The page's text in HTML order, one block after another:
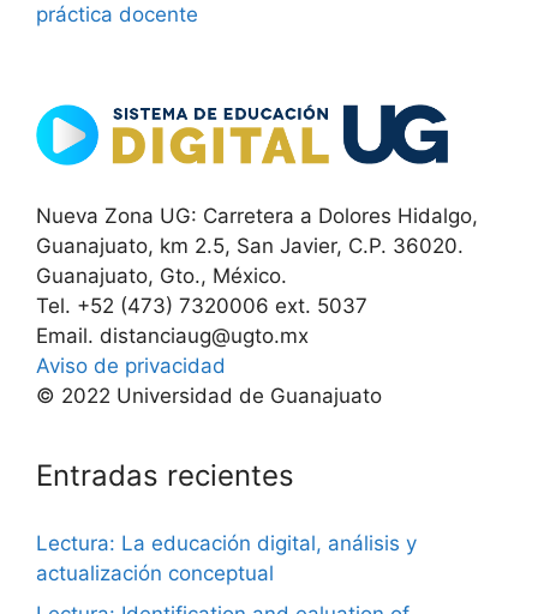
práctica docente
Nueva Zona UG: Carretera a Dolores Hidalgo,
Guanajuato, km 2.5, San Javier, C.P. 36020.
Guanajuato, Gto., México.
Tel. +52 (473) 7320006 ext. 5037
Email. distanciaug@ugto.mx
Aviso de privacidad
© 2022 Universidad de Guanajuato
Entradas recientes
Lectura: La educación digital, análisis y
actualización conceptual